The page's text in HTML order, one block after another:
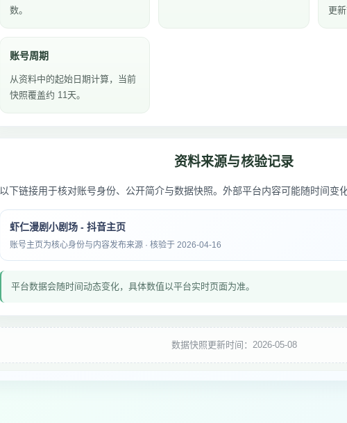
数。
更新
账号周期
从资料中的起始日期计算，当前
快照覆盖约 11天。
资料来源与核验记录
以下链接用于核对账号身份、公开简介与数据快照。外部平台内容可能随时间变化
虾仁漫剧小剧场 - 抖音主页
账号主页为核心身份与内容发布来源 · 核验于 2026-04-16
平台数据会随时间动态变化，具体数值以平台实时页面为准。
数据快照更新时间：2026-05-08